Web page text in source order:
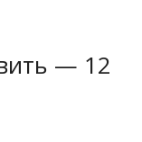
— 12